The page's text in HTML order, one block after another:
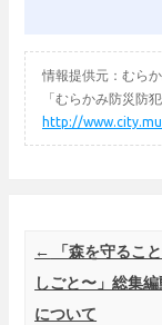
情報提供元：むら
「むらかみ防災防
http://
Post navigation
←
「森を守るこ
しごと〜」総集
について